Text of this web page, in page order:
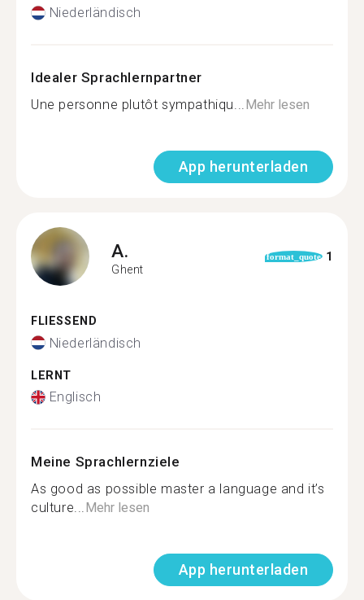
Niederländisch
Idealer Sprachlernpartner
Une personne plutôt sympathiqu...Mehr lesen
App herunterladen
A.
Ghent
format_quote 1
FLIESSEND
Niederländisch
LERNT
Englisch
Meine Sprachlernziele
As good as possible master a language and it’s
culture...Mehr lesen
App herunterladen